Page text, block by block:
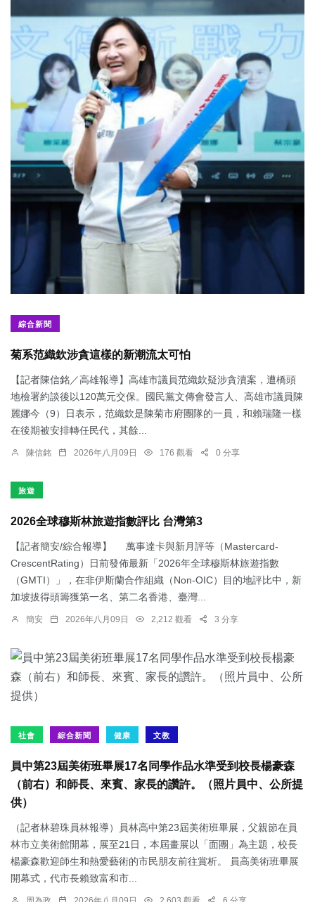
綜合新聞
菊系范織欽涉貪這樣的新潮流太可怕
【記者陳信銘／高雄報導】高雄市議員范織欽疑涉貪瀆案，遭橋頭
地檢署約談後以120萬元交保。國民黨文傳會發言人、高雄市議員陳
麗娜今（9）日表示，范織欽是陳菊市府團隊的一員，和賴瑞隆一樣
在後期被安排轉任民代，其餘...
陳信銘 2026年八月09日 176 觀看 0 分享
旅遊
2026全球穆斯林旅遊指數評比 台灣第3
【記者簡安/綜合報導】 萬事達卡與新月評等（Mastercard-
CrescentRating）日前發佈最新「2026年全球穆斯林旅遊指數
（GMTI）」，在非伊斯蘭合作組織（Non-OIC）目的地評比中，新
加坡拔得頭籌獲第一名、第二名香港、臺灣...
簡安 2026年八月09日 2,212 觀看 3 分享
社會 綜合新聞 健康 文教
員中第23屆美術班畢展17名同學作品水準受到校長楊豪森
（前右）和師長、來賓、家長的讚許。（照片員中、公所提
供）
（記者林碧珠員林報導）員林高中第23屆美術班畢展，父親節在員
林市立美術館開幕，展至21日，本屆畫展以「面團」為主題，校長
楊豪森歡迎師生和熱愛藝術的市民朋友前往賞析。 員高美術班畢展
開幕式，代市長賴致富和市...